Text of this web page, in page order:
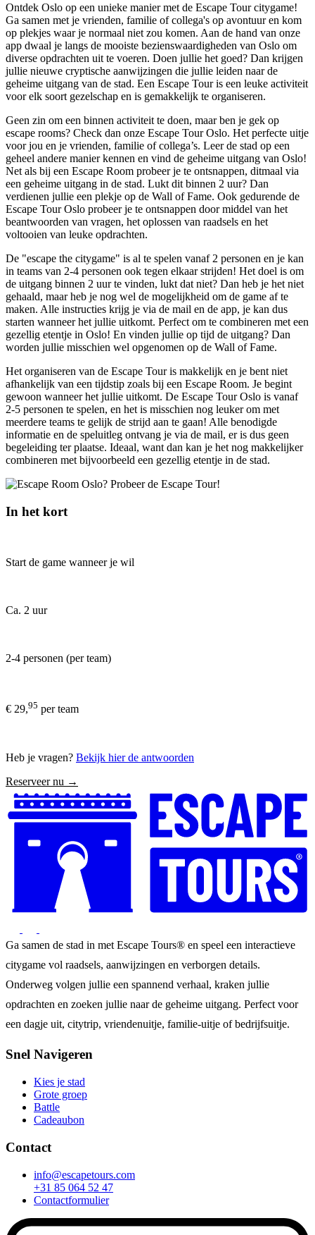
Ontdek Oslo op een unieke manier met de Escape Tour citygame!
Ga samen met je vrienden, familie of collega's op avontuur en kom
op plekjes waar je normaal niet zou komen. Aan de hand van onze
app dwaal je langs de mooiste bezienswaardigheden van Oslo om
diverse opdrachten uit te voeren. Doen jullie het goed? Dan krijgen
jullie nieuwe cryptische aanwijzingen die jullie leiden naar de
geheime uitgang van de stad. Een Escape Tour is een leuke activiteit
voor elk soort gezelschap en is gemakkelijk te organiseren.
Geen zin om een binnen activiteit te doen, maar ben je gek op
escape rooms? Check dan onze Escape Tour Oslo. Het perfecte uitje
voor jou en je vrienden, familie of collega’s. Leer de stad op een
geheel andere manier kennen en vind de geheime uitgang van Oslo!
Net als bij een Escape Room probeer je te ontsnappen, ditmaal via
een geheime uitgang in de stad. Lukt dit binnen 2 uur? Dan
verdienen jullie een plekje op de Wall of Fame. Ook gedurende de
Escape Tour Oslo probeer je te ontsnappen door middel van het
beantwoorden van vragen, het oplossen van raadsels en het
voltooien van leuke opdrachten.
De "escape the citygame" is al te spelen vanaf 2 personen en je kan
in teams van 2-4 personen ook tegen elkaar strijden! Het doel is om
de uitgang binnen 2 uur te vinden, lukt dat niet? Dan heb je het niet
gehaald, maar heb je nog wel de mogelijkheid om de game af te
maken. Alle instructies krijg je via de mail en de app, je kan dus
starten wanneer het jullie uitkomt. Perfect om te combineren met een
gezellig etentje in Oslo! En vinden jullie op tijd de uitgang? Dan
worden jullie misschien wel opgenomen op de Wall of Fame.
Het organiseren van de Escape Tour is makkelijk en je bent niet
afhankelijk van een tijdstip zoals bij een Escape Room. Je begint
gewoon wanneer het jullie uitkomt. De Escape Tour Oslo is vanaf
2-5 personen te spelen, en het is misschien nog leuker om met
meerdere teams te gelijk de strijd aan te gaan! Alle benodigde
informatie en de speluitleg ontvang je via de mail, er is dus geen
begeleiding ter plaatse. Ideaal, want dan kan je het nog makkelijker
combineren met bijvoorbeeld een gezellig etentje in de stad.
In het kort
Start de game wanneer je wil
Ca. 2 uur
2-4 personen (per team)
€ 29,95 per team
Heb je vragen? Bekijk hier de antwoorden
Reserveer nu →
Ga samen de stad in met Escape Tours® en speel een interactieve
citygame vol raadsels, aanwijzingen en verborgen details.
Onderweg volgen jullie een spannend verhaal, kraken jullie
opdrachten en zoeken jullie naar de geheime uitgang. Perfect voor
een dagje uit, citytrip, vriendenuitje, familie-uitje of bedrijfsuitje.
Snel Navigeren
Kies je stad
Grote groep
Battle
Cadeaubon
Contact
info@escapetours.com
+31 85 064 52 47
Contactformulier